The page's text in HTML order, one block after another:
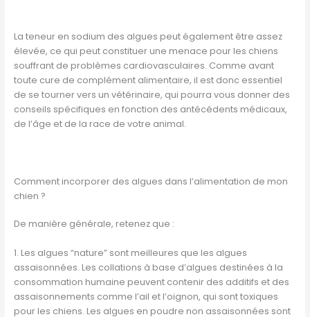
La teneur en sodium des algues peut également être assez
élevée, ce qui peut constituer une menace pour les chiens
souffrant de problèmes cardiovasculaires. Comme avant
toute cure de complément alimentaire, il est donc essentiel
de se tourner vers un vétérinaire, qui pourra vous donner des
conseils spécifiques en fonction des antécédents médicaux,
de l’âge et de la race de votre animal.
Comment incorporer des algues dans l’alimentation de mon
chien ?
De manière générale, retenez que :
1. Les algues “nature” sont meilleures que les algues
assaisonnées. Les collations à base d’algues destinées à la
consommation humaine peuvent contenir des additifs et des
assaisonnements comme l’ail et l’oignon, qui sont toxiques
pour les chiens. Les algues en poudre non assaisonnées sont